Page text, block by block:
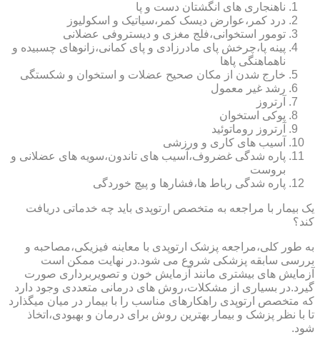
ناهنجاری های انگشتان دست و پا
درد کمر،عوارض دیسک کمر،سیاتیک و اسکولیوز
تومور استخوانی،فلج مغزی و دیستروفی عضلانی
پینه پا،چرخش پای مادرزادی و پای کمانی،زانوهای چسبیده و
ناهماهنگی پاها
خارج شدن از مکان صحیح عضلات و استخوان و شکستگی
رشد غیر معمول
آرتروز
پوکی استخوان
آرتروز روماتوئید
آسیب های کاری و ورزشی
پاره شدگی غضروف،آسیب های تاندون،سویه های عضلانی و
بروست
پاره شدگی رباط ها،فشارها و پیچ خوردگی
یک بیمار با مراجعه به متخصص ارتوپدی باید چه خدماتی دریافت
کند؟
به طور کلی،مراجعه پزشک ارتوپدی با معاینه فیزیکی،مصاحبه و
بررسی سابقه پزشکی شروع می شود.در نهایت ممکن است
آزمایش های بیشتری مانند آزمایش خون و تصویربرداری صورت
گیرد.در بسیاری از مشکلات،روش های درمانی متعددی وجود دارد
که متخصص ارتوپدی راهکارهای مناسب را با بیمار در میان میگذارد
تا با نظر پزشک و بیمار بهترین روش برای درمان و بهبودی،اتخاذ
شود.